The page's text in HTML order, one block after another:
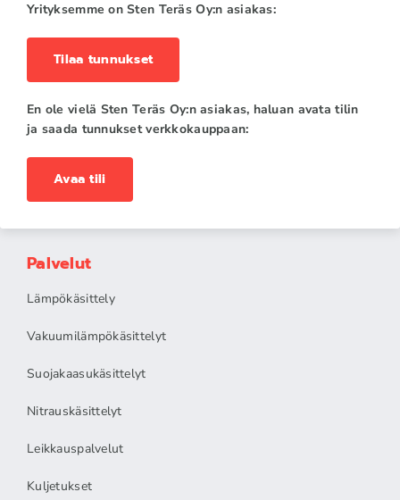
Yrityksemme on Sten Teräs Oy:n asiakas:
Tilaa tunnukset
En ole vielä Sten Teräs Oy:n asiakas, haluan avata tilin
ja saada tunnukset verkkokauppaan:
Avaa tili
Palvelut
Lämpökäsittely
Vakuumilämpökäsittelyt
Suojakaasukäsittelyt
Nitrauskäsittelyt
Leikkauspalvelut
Kuljetukset